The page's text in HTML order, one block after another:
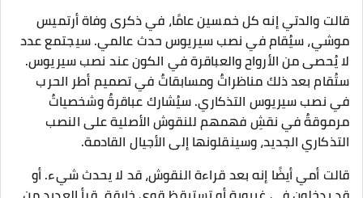
قالت والدتي إنه كل خمسين عامًا، في ذكرى وفاة أرتميس
موشي، سيُقام في نصب سيريوس حدث عالمي. سيجتمع عدد
لا يُحصى من الأرواح والعباقرة في الكون عند نصب سيريوس.
ستُقام بعد ذلك مناظراتٌ ومسابقاتٌ في تصميم أطر الحرب
في نصب سيريوس التذكاري. سيُشارك عباقرةٌ وشخصياتٌ
مرموقةٌ في نقشِ فهمهم للنقوش الأصلية على النصب
التذكاري الجديد، وسينقلونها إلى الأجيال القادمة.
قالت أمي أيضًا إنه بعد قراءة النقوش، قد لا يحدث شيء. أو